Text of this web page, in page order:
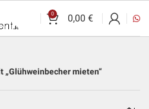
0 0,00 €
mieten“